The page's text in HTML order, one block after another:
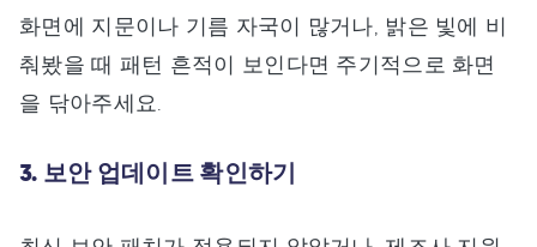
화면에 지문이나 기름 자국이 많거나, 밝은 빛에 비
춰봤을 때 패턴 흔적이 보인다면 주기적으로 화면
을 닦아주세요.
3. 보안 업데이트 확인하기